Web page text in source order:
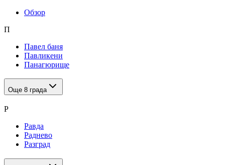
Обзор
П
Павел баня
Павликени
Панагюрище
Още 8 града
Р
Равда
Раднево
Разград